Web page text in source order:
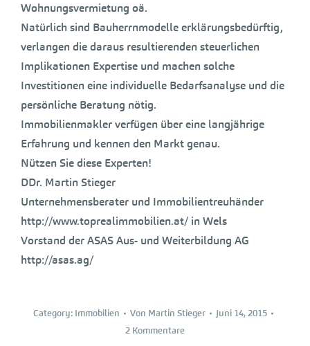
Wohnungsvermietung oä.
Natürlich sind Bauherrnmodelle erklärungsbedürftig,
verlangen die daraus resultierenden steuerlichen
Implikationen Expertise und machen solche
Investitionen eine individuelle Bedarfsanalyse und die
persönliche Beratung nötig.
Immobilienmakler verfügen über eine langjährige
Erfahrung und kennen den Markt genau.
Nützen Sie diese Experten!
DDr. Martin Stieger
Unternehmensberater und Immobilientreuhänder
http://www.toprealimmobilien.at/ in Wels
Vorstand der ASAS Aus- und Weiterbildung AG
http://asas.ag/
Category: Immobilien Von Martin Stieger
Juni 14, 2015
2 Kommentare